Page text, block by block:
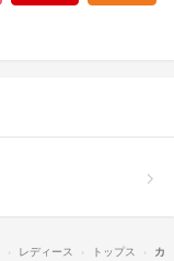
レディース トップス
カ